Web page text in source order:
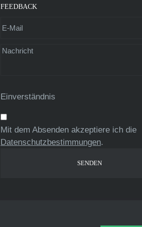
FEEDBACK
Einverständnis
Mit dem Absenden akzeptiere ich die
Datenschutzbestimmungen.